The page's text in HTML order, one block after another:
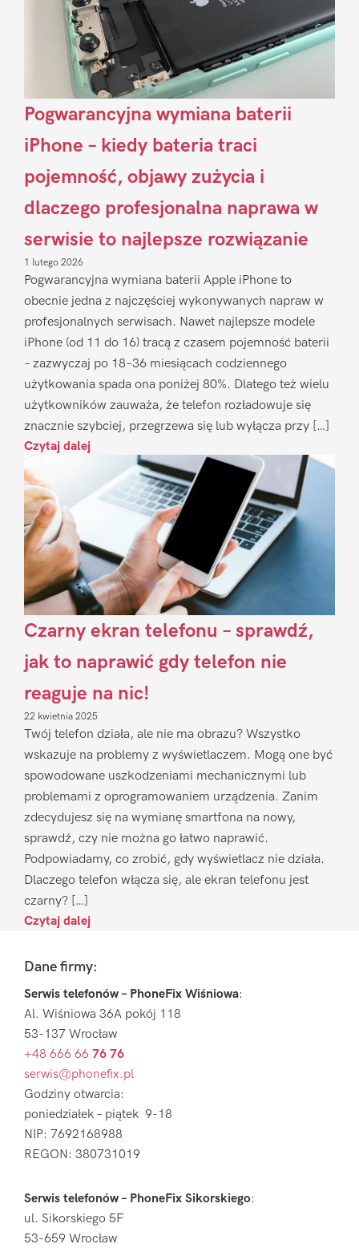
Pogwarancyjna wymiana baterii
iPhone – kiedy bateria traci
pojemność, objawy zużycia i
dlaczego profesjonalna naprawa w
serwisie to najlepsze rozwiązanie
1 lutego 2026
Pogwarancyjna wymiana baterii Apple iPhone to
obecnie jedna z najczęściej wykonywanych napraw w
profesjonalnych serwisach. Nawet najlepsze modele
iPhone (od 11 do 16) tracą z czasem pojemność baterii
– zazwyczaj po 18–36 miesiącach codziennego
użytkowania spada ona poniżej 80%. Dlatego też wielu
użytkowników zauważa, że telefon rozładowuje się
znacznie szybciej, przegrzewa się lub wyłącza przy […]
Czytaj dalej
Czarny ekran telefonu – sprawdź,
jak to naprawić gdy telefon nie
reaguje na nic!
22 kwietnia 2025
Twój telefon działa, ale nie ma obrazu? Wszystko
wskazuje na problemy z wyświetlaczem. Mogą one być
spowodowane uszkodzeniami mechanicznymi lub
problemami z oprogramowaniem urządzenia. Zanim
zdecydujesz się na wymianę smartfona na nowy,
sprawdź, czy nie można go łatwo naprawić.
Podpowiadamy, co zrobić, gdy wyświetlacz nie działa.
Dlaczego telefon włącza się, ale ekran telefonu jest
czarny? […]
Czytaj dalej
FooterDane firmy:
Serwis telefonów – PhoneFix Wiśniowa:
Al. Wiśniowa 36A pokój 118
53-137 Wrocław
+48 666 66 76 76
serwis@phonefix.pl
Godziny otwarcia:
poniedziałek – piątek 9-18
NIP: 7692168988
REGON: 380731019
Serwis telefonów – PhoneFix Sikorskiego:
ul. Sikorskiego 5F
53-659 Wrocław